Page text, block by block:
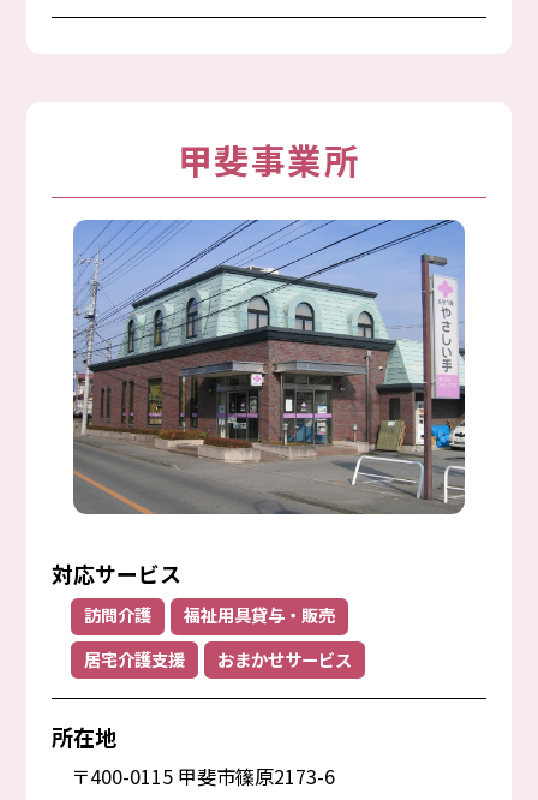
甲斐事業所
対応サービス
訪問介護
福祉用具貸与・販売
居宅介護支援
おまかせサービス
所在地
〒400-0115 甲斐市篠原2173-6